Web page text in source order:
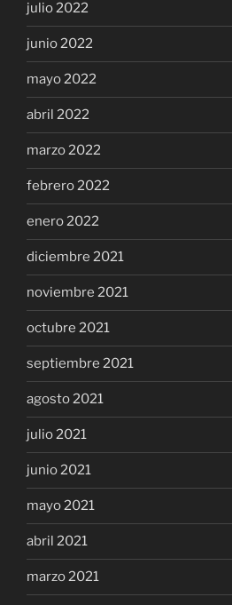
julio 2022
junio 2022
mayo 2022
abril 2022
marzo 2022
febrero 2022
enero 2022
diciembre 2021
noviembre 2021
octubre 2021
septiembre 2021
agosto 2021
julio 2021
junio 2021
mayo 2021
abril 2021
marzo 2021